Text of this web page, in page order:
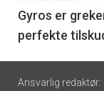
6
Gyros er
perfekte
Footer
Ansvarlig redaktør: